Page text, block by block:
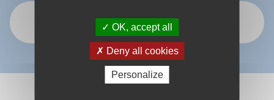
OK
OK, accept all
Deny all cookies
Personalize